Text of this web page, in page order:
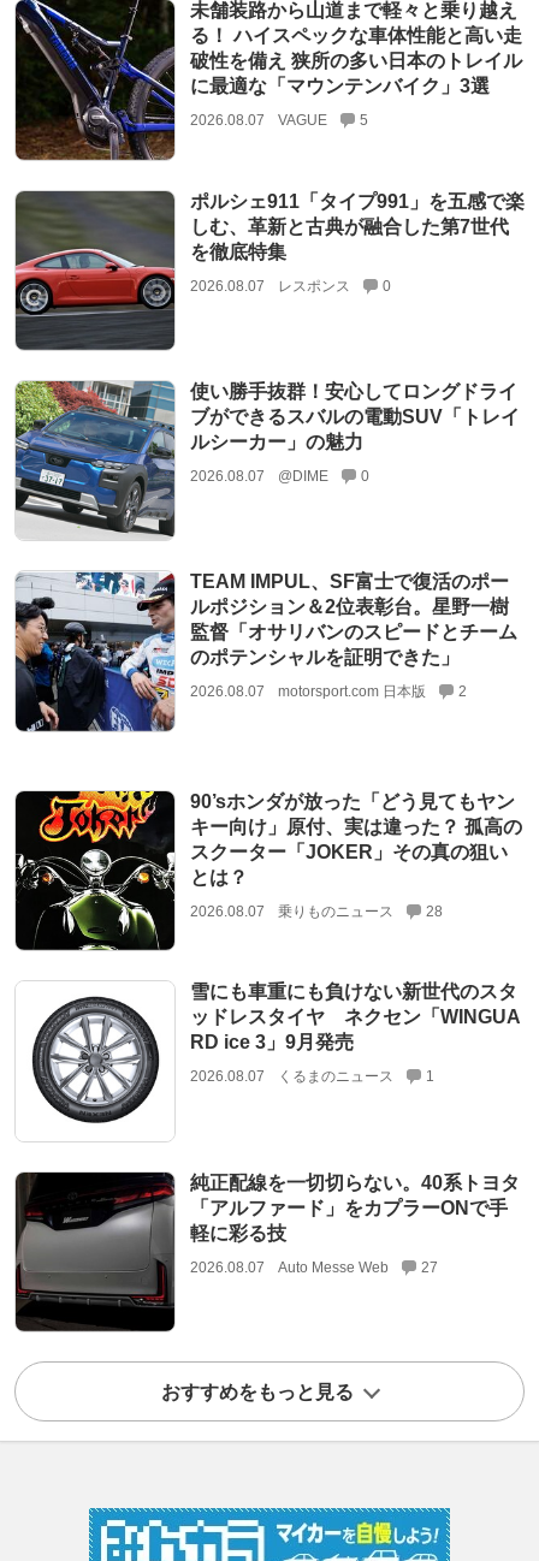
未舗装路から山道まで軽々と乗り越え
る！ ハイスペックな車体性能と高い走
破性を備え 狭所の多い日本のトレイル
に最適な「マウンテンバイク」3選
2026.08.07 VAGUE 5
ポルシェ911「タイプ991」を五感で楽
しむ、革新と古典が融合した第7世代
を徹底特集
2026.08.07 レスポンス 0
使い勝手抜群！安心してロングドライ
ブができるスバルの電動SUV「トレイ
ルシーカー」の魅力
2026.08.07 @DIME 0
TEAM IMPUL、SF富士で復活のポー
ルポジション＆2位表彰台。星野一樹
監督「オサリバンのスピードとチーム
のポテンシャルを証明できた」
2026.08.07 motorsport.com 日本版 2
90’sホンダが放った「どう見てもヤン
キー向け」原付、実は違った？ 孤高の
スクーター「JOKER」その真の狙い
とは？
2026.08.07 乗りものニュース 28
雪にも車重にも負けない新世代のスタ
ッドレスタイヤ ネクセン「WINGUA
RD ice 3」9月発売
2026.08.07 くるまのニュース 1
純正配線を一切切らない。40系トヨタ
「アルファード」をカプラーONで手
軽に彩る技
2026.08.07 Auto Messe Web 27
おすすめをもっと見る